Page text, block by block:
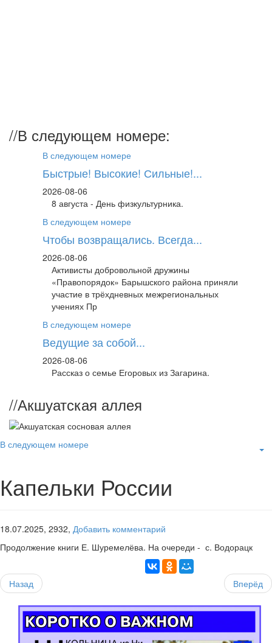
//В следующем номере:
В следующем номере
Быстрые! Высокие! Сильные!...
2026-08-06
8 августа - День физкультурника.
В следующем номере
Чтобы возвращались. Всегда...
2026-08-06
Активисты добровольной дружины
«Правопорядок» Барышского района приняли
участие в трёхдневных межрегиональных
учениях Пр
В следующем номере
Ведущие за собой...
2026-08-06
Рассказ о семье Егоровых из Загарина.
//Акшуатская аллея
В следующем номере
Капельки России
18.07.2025, 2932, Добавить комментарий
Продолжение книги Е. Шуремелёва. На очереди - с. Водорацк
Назад Вперёд